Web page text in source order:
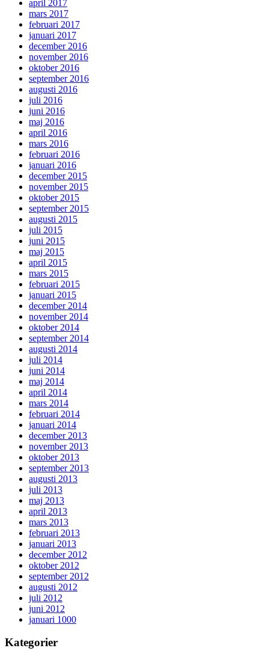
april 2017
mars 2017
februari 2017
januari 2017
december 2016
november 2016
oktober 2016
september 2016
augusti 2016
juli 2016
juni 2016
maj 2016
april 2016
mars 2016
februari 2016
januari 2016
december 2015
november 2015
oktober 2015
september 2015
augusti 2015
juli 2015
juni 2015
maj 2015
april 2015
mars 2015
februari 2015
januari 2015
december 2014
november 2014
oktober 2014
september 2014
augusti 2014
juli 2014
juni 2014
maj 2014
april 2014
mars 2014
februari 2014
januari 2014
december 2013
november 2013
oktober 2013
september 2013
augusti 2013
juli 2013
maj 2013
april 2013
mars 2013
februari 2013
januari 2013
december 2012
oktober 2012
september 2012
augusti 2012
juli 2012
juni 2012
januari 1000
Kategorier